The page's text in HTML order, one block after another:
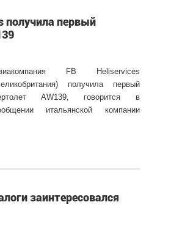
получила первый
FB Heliservices
получила первый
AW139, говорится в
итальянской компании
заинтересовался